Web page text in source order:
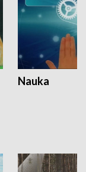
Nauka